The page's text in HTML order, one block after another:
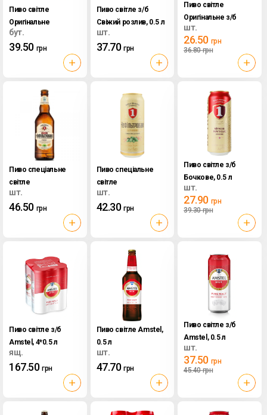
Пиво світле
Оригінальне
Закарпатське, 0.5 л
бут.
39.50 грн
Пиво світле з/б
Свіжий розлив, 0.5 л
шт.
37.70 грн
Пиво світле
Оригінальне з/б
Закарпатське, 0.5 л
шт.
26.50 грн
36.80грн
Пиво спеціальне
світле
нефільтроване
Бочкове, 0.5 л
шт.
46.50 грн
Пиво спеціальне
світле
нефільтроване з/б
Бочкове, 0.5 л
шт.
42.30 грн
Пиво світле з/б
Бочкове, 0.5 л
шт.
27.90 грн
39.30грн
Пиво світле з/б
Amstel, 4*0.5 л
ящ.
167.50 грн
Пиво світле Amstel,
0.5 л
шт.
47.70 грн
Пиво світле з/б
Amstel, 0.5 л
шт.
37.50 грн
45.40грн